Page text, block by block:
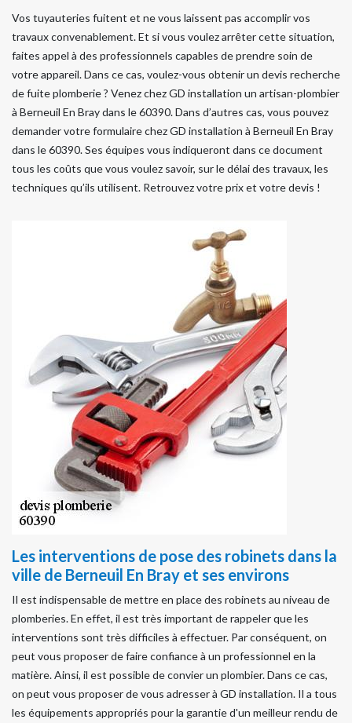
Vos tuyauteries fuitent et ne vous laissent pas accomplir vos
travaux convenablement. Et si vous voulez arrêter cette situation,
faites appel à des professionnels capables de prendre soin de
votre appareil. Dans ce cas, voulez-vous obtenir un devis recherche
de fuite plomberie ? Venez chez GD installation un artisan-plombier
à Berneuil En Bray dans le 60390. Dans d’autres cas, vous pouvez
demander votre formulaire chez GD installation à Berneuil En Bray
dans le 60390. Ses équipes vous indiqueront dans ce document
tous les coûts que vous voulez savoir, sur le délai des travaux, les
techniques qu’ils utilisent. Retrouvez votre prix et votre devis !
Les interventions de pose des robinets dans la
ville de Berneuil En Bray et ses environs
Il est indispensable de mettre en place des robinets au niveau de
plomberies. En effet, il est très important de rappeler que les
interventions sont très difficiles à effectuer. Par conséquent, on
peut vous proposer de faire confiance à un professionnel en la
matière. Ainsi, il est possible de convier un plombier. Dans ce cas,
on peut vous proposer de vous adresser à GD installation. Il a tous
les équipements appropriés pour la garantie d'un meilleur rendu de